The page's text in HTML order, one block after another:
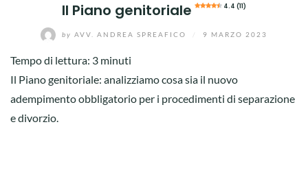
Il Piano genitoriale 4.4 (11)
by AVV. ANDREA SPREAFICO 9 MARZO 2023
Tempo di lettura: 3 minuti
Il Piano genitoriale: analizziamo cosa sia il nuovo
adempimento obbligatorio per i procedimenti di separazione
e divorzio.